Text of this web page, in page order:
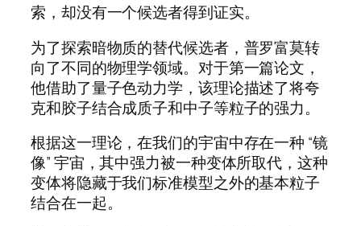
索，却没有一个候选者得到证实。
为了探索暗物质的替代候选者，普罗富莫转
向了不同的物理学领域。对于第一篇论文，
他借助了量子色动力学，该理论描述了将夸
克和胶子结合成质子和中子等粒子的强力。
根据这一理论，在我们的宇宙中存在一种 “镜
像” 宇宙，其中强力被一种变体所取代，这种
变体将隐藏于我们标准模型之外的基本粒子
结合在一起。